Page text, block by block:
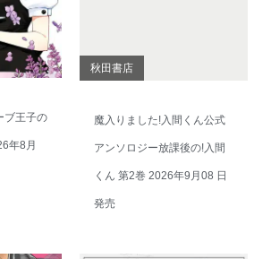
ブ王子の
年8月
秋田書店
魔入りました!入間くん公式
アンソロジー放課後の!入間
くん 第2巻 2026年9月08 日
発売